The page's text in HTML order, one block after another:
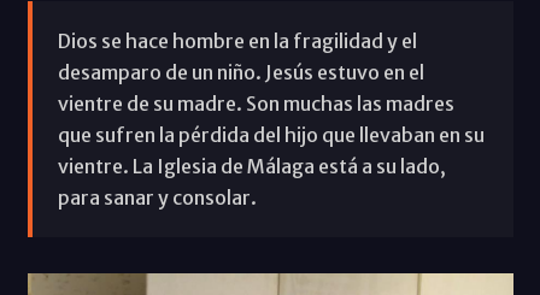
Dios se hace hombre en la fragilidad y el
desamparo de un niño. Jesús estuvo en el
vientre de su madre. Son muchas las madres
que sufren la pérdida del hijo que llevaban en su
vientre. La Iglesia de Málaga está a su lado,
para sanar y consolar.